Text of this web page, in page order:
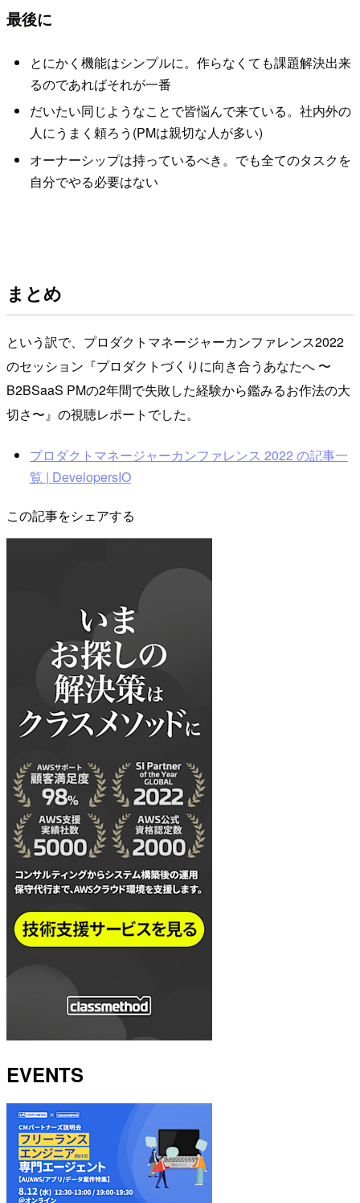
最後に
とにかく機能はシンプルに。作らなくても課題解決出来
るのであればそれが一番
だいたい同じようなことで皆悩んで来ている。社内外の
人にうまく頼ろう(PMは親切な人が多い)
オーナーシップは持っているべき。でも全てのタスクを
自分でやる必要はない
まとめ
という訳で、プロダクトマネージャーカンファレンス2022
のセッション『プロダクトづくりに向き合うあなたへ 〜
B2BSaaS PMの2年間で失敗した経験から鑑みるお作法の大
切さ〜』の視聴レポートでした。
プロダクトマネージャーカンファレンス 2022 の記事一
覧 | DevelopersIO
この記事をシェアする
EVENTS